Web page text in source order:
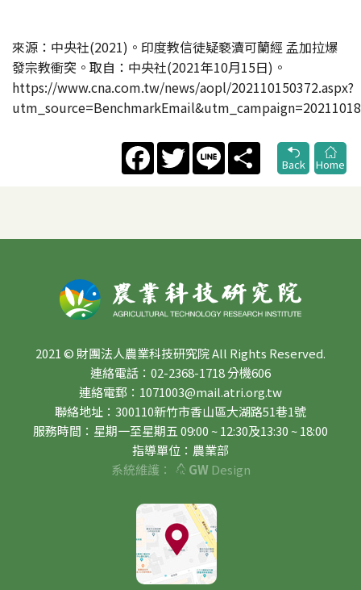
來源：中央社(2021)。印度教信徒疑褻瀆可蘭經 孟加拉爆
發宗教衝突。取自：中央社(2021年10月15日)。
https://www.cna.com.tw/news/aopl/202110150372.aspx?
FacebookTwitter Line
Share
Back
Home
2021 © 財團法人農業科技研究院 All Rights Reserved.
連絡電話：02-2368-1718 分機606
連絡電郵：1071003@mail.atri.org.tw
聯絡地址：300110新竹市香山區大湖路51巷1號
服務時間：星期一至星期五 09:00 ~ 12:30及13:30 ~ 18:00
指導單位：農業部
系統維護：
GWDesign